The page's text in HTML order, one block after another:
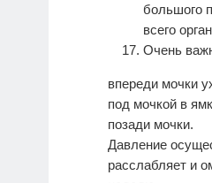
большого
всего
Очень
впереди мочки
под мочкой в
позади мочки.
Давление
расслабляет и